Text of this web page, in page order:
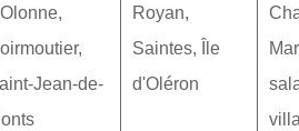
Jean-de-
Royan,
Saintes, Île
d'Oléron